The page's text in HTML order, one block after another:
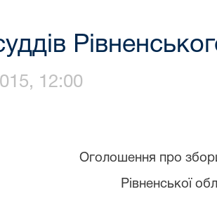
12:00
про збори
Рівненської